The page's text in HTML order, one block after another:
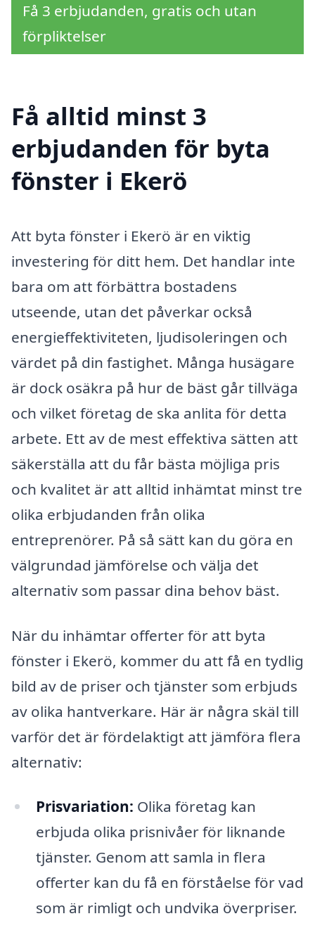
Få 3 erbjudanden, gratis och utan
förpliktelser
Få alltid minst 3
erbjudanden för byta
fönster i Ekerö
Att byta fönster i Ekerö är en viktig
investering för ditt hem. Det handlar inte
bara om att förbättra bostadens
utseende, utan det påverkar också
energieffektiviteten, ljudisoleringen och
värdet på din fastighet. Många husägare
är dock osäkra på hur de bäst går tillväga
och vilket företag de ska anlita för detta
arbete. Ett av de mest effektiva sätten att
säkerställa att du får bästa möjliga pris
och kvalitet är att alltid inhämtat minst tre
olika erbjudanden från olika
entreprenörer. På så sätt kan du göra en
välgrundad jämförelse och välja det
alternativ som passar dina behov bäst.
När du inhämtar offerter för att byta
fönster i Ekerö, kommer du att få en tydlig
bild av de priser och tjänster som erbjuds
av olika hantverkare. Här är några skäl till
varför det är fördelaktigt att jämföra flera
alternativ:
Prisvariation: Olika företag kan
erbjuda olika prisnivåer för liknande
tjänster. Genom att samla in flera
offerter kan du få en förståelse för vad
som är rimligt och undvika överpriser.